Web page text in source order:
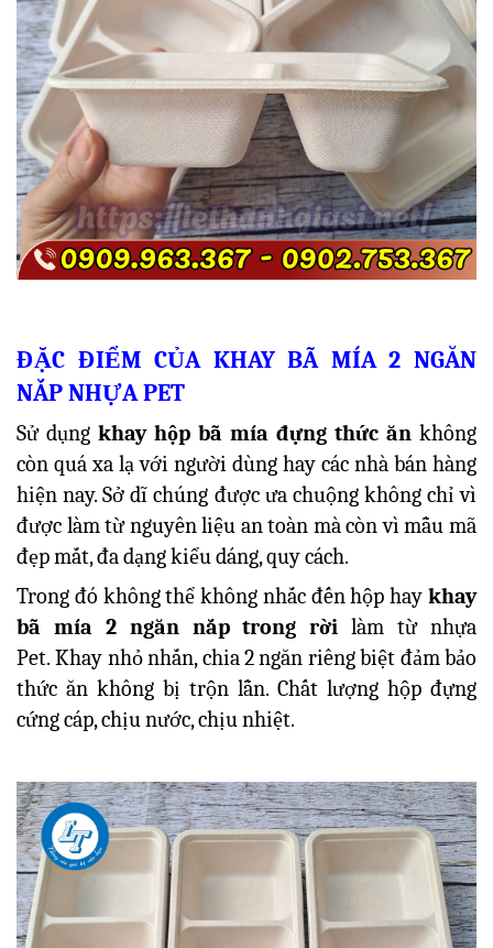
ĐẶC ĐIỂM CỦA KHAY BÃ MÍA 2 NGĂN
NẮP NHỰA PET
Sử dụng khay hộp bã mía đựng thức ăn không
còn quá xa lạ với người dùng hay các nhà bán hàng
hiện nay. Sở dĩ chúng được ưa chuộng không chỉ vì
được làm từ nguyên liệu an toàn mà còn vì mẫu mã
đẹp mắt, đa dạng kiểu dáng, quy cách.
Trong đó không thể không nhắc đến hộp hay khay
bã mía 2 ngăn nắp trong rời làm từ nhựa
Pet.Khay nhỏ nhắn, chia 2 ngăn riêng biệt đảm bảo
thức ăn không bị trộn lẫn. Chất lượng hộp đựng
cứng cáp, chịu nước, chịu nhiệt.